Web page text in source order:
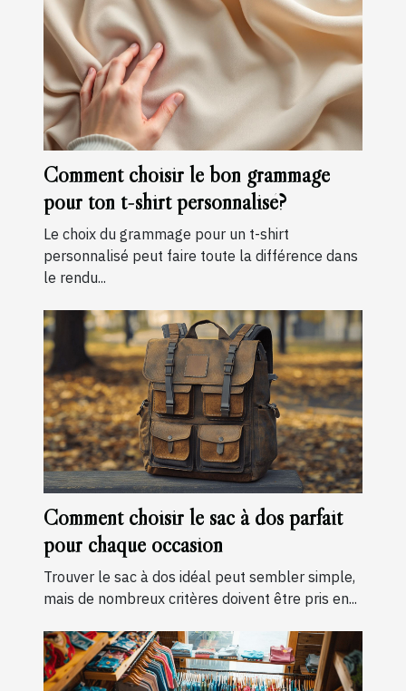
Comment choisir le bon grammage
pour ton t-shirt personnalisé?
Le choix du grammage pour un t-shirt
personnalisé peut faire toute la différence dans
le rendu...
Comment choisir le sac à dos parfait
pour chaque occasion
Trouver le sac à dos idéal peut sembler simple,
mais de nombreux critères doivent être pris en...